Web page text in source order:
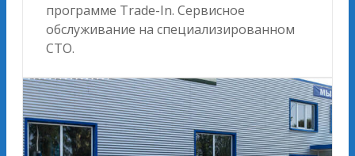
программе Trade-In. Сервисное
обслуживание на специализированном
СТО.